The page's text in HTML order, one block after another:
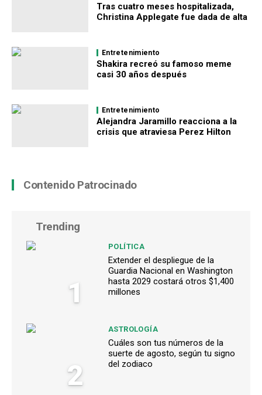
Tras cuatro meses hospitalizada,
Christina Applegate fue dada de alta
Entretenimiento
Shakira recreó su famoso meme
casi 30 años después
Entretenimiento
Alejandra Jaramillo reacciona a la
crisis que atraviesa Perez Hilton
Contenido Patrocinado
Trending
1
POLÍTICA
Extender el despliegue de la
Guardia Nacional en Washington
hasta 2029 costará otros $1,400
millones
2
ASTROLOGÍA
Cuáles son tus números de la
suerte de agosto, según tu signo
del zodiaco